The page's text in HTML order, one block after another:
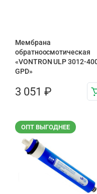
Мембрана
обратноосмотическая
«VONTRON ULP 3012-
GPD»
3 051 ₽
ОПТ ВЫГОДНЕЕ